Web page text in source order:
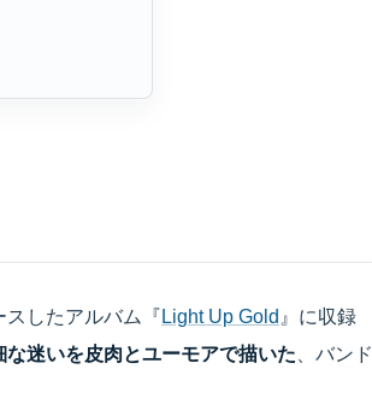
スしたアルバム『Light Up Gold 』に収録
迷いを皮肉とユーモアで描いた 、バンド